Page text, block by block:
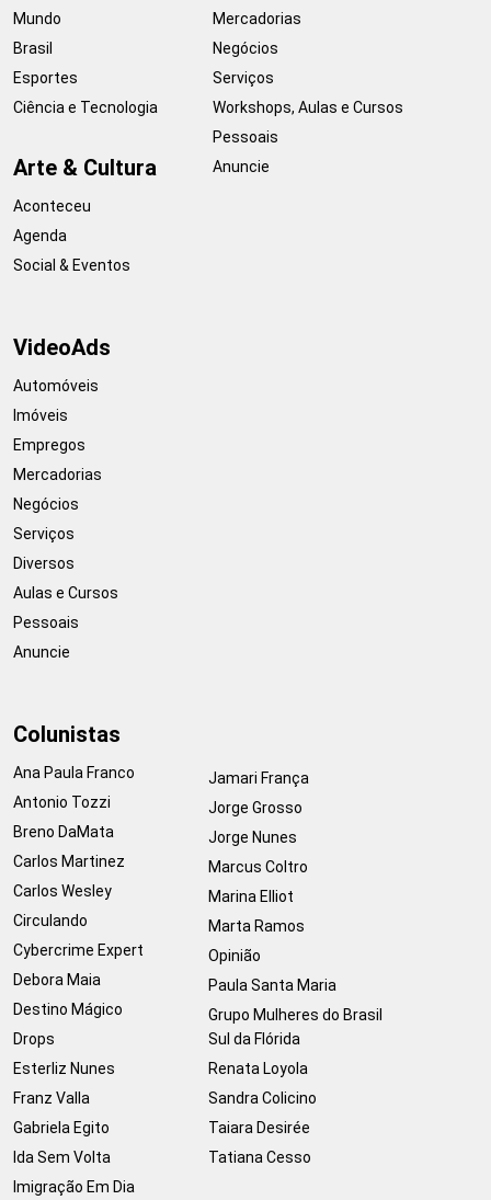
Mundo
Brasil
Esportes
Ciência e Tecnologia
Arte & Cultura
Aconteceu
Agenda
Social & Eventos
Mercadorias
Negócios
Serviços
Workshops, Aulas e Cursos
Pessoais
Anuncie
VideoAds
Automóveis
Imóveis
Empregos
Mercadorias
Negócios
Serviços
Diversos
Aulas e Cursos
Pessoais
Anuncie
Colunistas
Ana Paula Franco
Antonio Tozzi
Breno DaMata
Carlos Martinez
Carlos Wesley
Circulando
Cybercrime Expert
Debora Maia
Destino Mágico
Drops
Esterliz Nunes
Franz Valla
Gabriela Egito
Ida Sem Volta
Imigração Em Dia
Jamari França
Jorge Grosso
Jorge Nunes
Marcus Coltro
Marina Elliot
Marta Ramos
Opinião
Paula Santa Maria
Grupo Mulheres do Brasil
Sul da Flórida
Renata Loyola
Sandra Colicino
Taiara Desirée
Tatiana Cesso